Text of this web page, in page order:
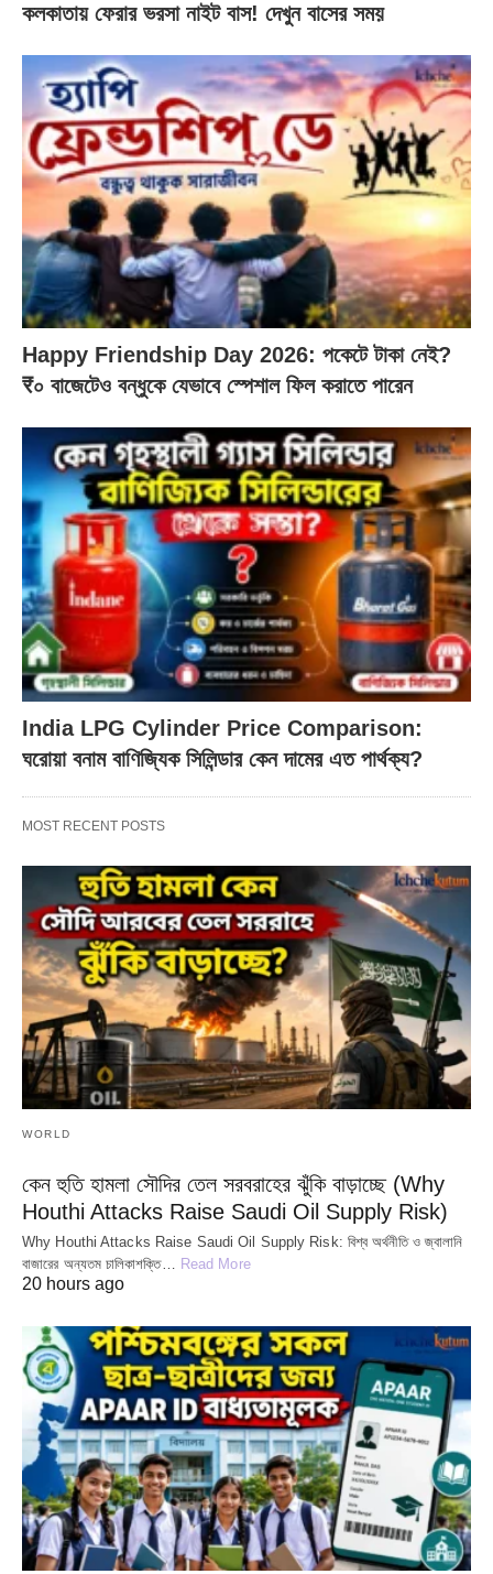
কলকাতায় ফেরার ভরসা নাইট বাস! দেখুন বাসের সময়
Happy Friendship Day 2026: পকেটে টাকা নেই?
₹০ বাজেটেও বন্ধুকে যেভাবে স্পেশাল ফিল করাতে পারেন
India LPG Cylinder Price Comparison:
ঘরোয়া বনাম বাণিজ্যিক সিলিন্ডার কেন দামের এত পার্থক্য?
MOST RECENT POSTS
WORLD
কেন হুতি হামলা সৌদির তেল সরবরাহের ঝুঁকি বাড়াচ্ছে (Why
Houthi Attacks Raise Saudi Oil Supply Risk)
Why Houthi Attacks Raise Saudi Oil Supply Risk: বিশ্ব অর্থনীতি ও জ্বালানি
বাজারের অন্যতম চালিকাশক্তি… Read More
20 hours ago